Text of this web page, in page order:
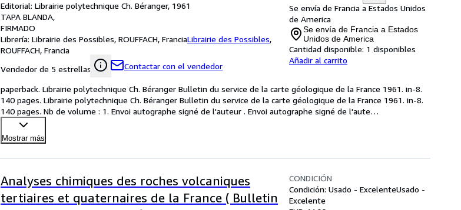
Editorial: Librairie polytechnique Ch. Béranger, 1961
TAPA BLANDA
FIRMADO
Librería: Librairie des Possibles, ROUFFACH, FranciaLibrairie des Possibles,
ROUFFACH, Francia
Vendedor de 5 estrellas
Contactar con el vendedor
Se envía de Francia a Estados Unidos
de America
Se envía de Francia a Estados
Unidos de America
Cantidad disponible: 1 disponibles
Añadir al carrito
paperback. Librairie polytechnique Ch. Béranger Bulletin du service de la carte géologique de la France 1961. in-8.
140 pages. Librairie polytechnique Ch. Béranger Bulletin du service de la carte géologique de la France 1961. in-8.
140 pages. Nb de volume : 1. Envoi autographe signé de l'auteur . Envoi autographe signé de l'aute…
Mostrar más
Analyses chimiques des roches volcaniques
tertiaires et quaternaires de la France ( Bulletin
CONDICIÓN
Condición: Usado - ExcelenteUsado -
Excelente